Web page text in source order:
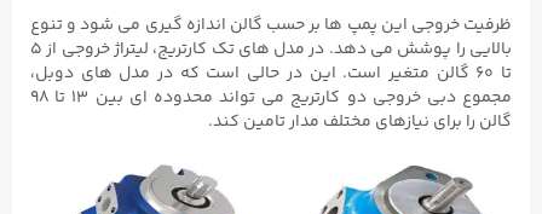
ظرفیت خروجی این پمپ ‌ها بر حسب گالن اندازه ‌گیری می‌ شود و تنوع
بالایی را پوشش می‌ دهد. در مدل‌ های تک کارتریج، لیتراژ خروجی از ۵
تا ۶۰ گالن متغیر است. این در حالی است که در مدل ‌های دوبل،
مجموع دبی خروجی دو کارتریج می ‌تواند محدوده ‌ای بین ۱۳ تا ۹۸
گالن را برای نیازهای مختلف مدار تامین کند.